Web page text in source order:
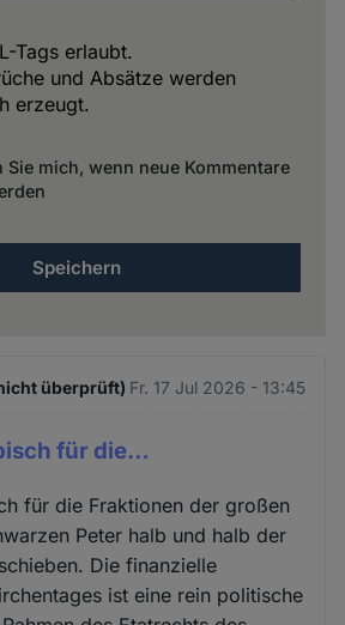
Tags erlaubt.
und Absätze werden
erzeugt.
Sie mich, wenn neue Kommentare
überprüft) Fr. 17 Jul 2026 - 13:45
für die…
für die Fraktionen der großen
Peter halb und halb der
Die finanzielle
ist eine rein politische